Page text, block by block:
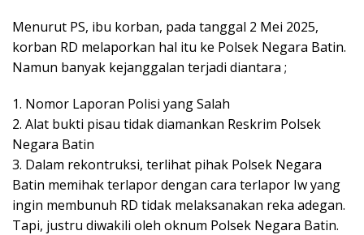
Menurut PS, ibu korban, pada tanggal 2 Mei 2025,
korban RD melaporkan hal itu ke Polsek Negara Batin.
Namun banyak kejanggalan terjadi diantara ;
1. Nomor Laporan Polisi yang Salah
2. Alat bukti pisau tidak diamankan Reskrim Polsek
Negara Batin
3. Dalam rekontruksi, terlihat pihak Polsek Negara
Batin memihak terlapor dengan cara terlapor Iw yang
ingin membunuh RD tidak melaksanakan reka adegan.
Tapi, justru diwakili oleh oknum Polsek Negara Batin.